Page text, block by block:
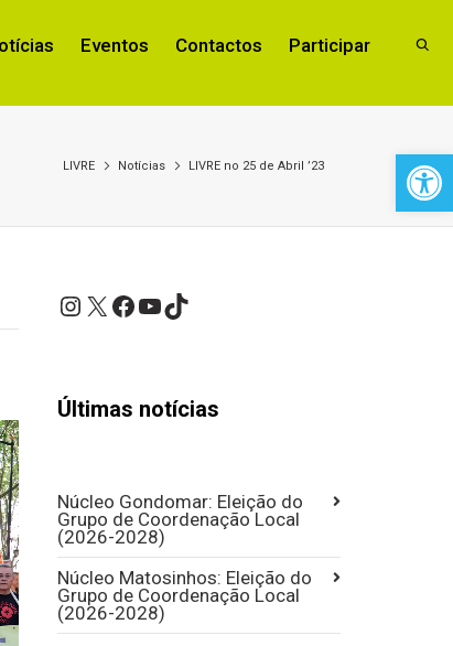
Eventos Contactos Participar
LIVRE Notícias LIVRE no 25 de Abril ’23
Instagram
X Facebook
YouTube
TikTok
Últimas notícias
Núcleo Gondomar: Eleição do
Grupo de Coordenação Local
(2026-2028)
Núcleo Matosinhos: Eleição do
Grupo de Coordenação Local
(2026-2028)